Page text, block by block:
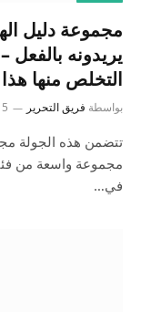
يريدونه
التخلص منها هذا
بواسطة فريق التحرير 15
تتضمن هذه الجولة
مجموعة واسعة من
في…